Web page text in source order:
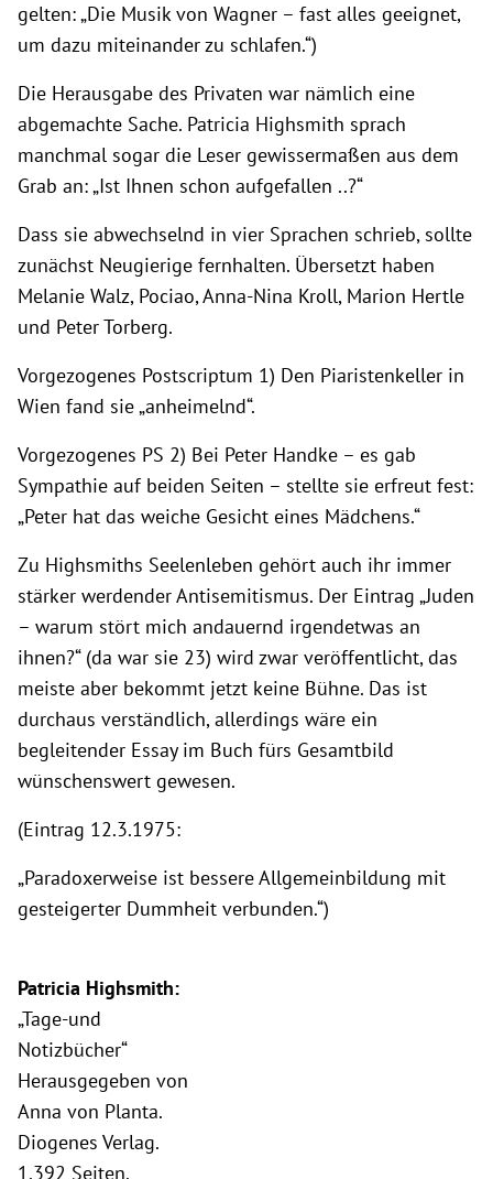
gelten: „Die Musik von Wagner – fast alles geeignet,
um dazu miteinander zu schlafen.“)
Die Herausgabe des Privaten war nämlich eine
abgemachte Sache. Patricia Highsmith sprach
manchmal sogar die Leser gewissermaßen aus dem
Grab an: „Ist Ihnen schon aufgefallen ..?“
Dass sie abwechselnd in vier Sprachen schrieb, sollte
zunächst Neugierige fernhalten. Übersetzt haben
Melanie Walz, Pociao, Anna-Nina Kroll, Marion Hertle
und Peter Torberg.
Vorgezogenes Postscriptum 1) Den Piaristenkeller in
Wien fand sie „anheimelnd“.
Vorgezogenes PS 2) Bei Peter Handke – es gab
Sympathie auf beiden Seiten – stellte sie erfreut fest:
„Peter hat das weiche Gesicht eines Mädchens.“
Zu Highsmiths Seelenleben gehört auch ihr immer
stärker werdender Antisemitismus. Der Eintrag „Juden
– warum stört mich andauernd irgendetwas an
ihnen?“ (da war sie 23) wird zwar veröffentlicht, das
meiste aber bekommt jetzt keine Bühne. Das ist
durchaus verständlich, allerdings wäre ein
begleitender Essay im Buch fürs Gesamtbild
wünschenswert gewesen.
(Eintrag 12.3.1975:
„Paradoxerweise ist bessere Allgemeinbildung mit
gesteigerter Dummheit verbunden.“)
Patricia Highsmith:
„Tage-und
Notizbücher“
Herausgegeben von
Anna von Planta.
Diogenes Verlag.
1.392 Seiten.